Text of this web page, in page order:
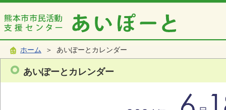
ホーム ＞ あいぽーとカレンダー
あいぽーとカレンダー